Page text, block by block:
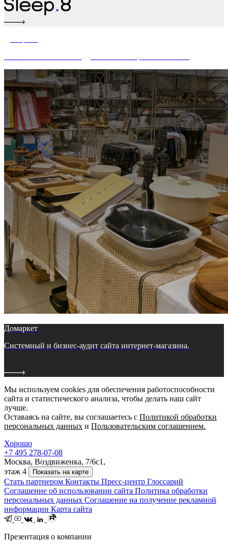
Домаркет
Системный и бизнес-аудит сайта интернет-магазина.
Мы используем cookies для обеспечения работоспособности
сайта и статистического анализа, чтобы делать наш сайт
лучше.
Оставаясь на сайте, вы соглашаетесь с Политикой обработки
персональных данных и Пользовательским соглашением.
Хорошо
+7 495 278-07-08
Москва, Воздвиженка, 7/6с1,
этаж 4
Показать на карте
Стать партнером Контакты Пресс-центр Глоссарий
Соглашение об использовании сайта Политика обработки
персональных данных Соглашение на получение рекламной
информации Карта сайта
Презентация о компании